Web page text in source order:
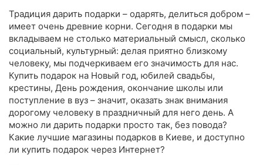
Традиция дарить подарки – одарять, делиться добром –
имеет очень древние корни. Сегодня в подарки мы
вкладываем не столько материальный смысл, сколько
социальный, культурный: делая приятно близкому
человеку, мы подчеркиваем его значимость для нас.
Купить подарок на Новый год, юбилей свадьбы,
крестины, День рождения, окончание школы или
поступление в вуз – значит, оказать знак внимания
дорогому человеку в праздничный для него день. А
можно ли дарить подарки просто так, без повода?
Какие лучшие магазины подарков в Киеве, и доступно
ли купить подарок через Интернет?